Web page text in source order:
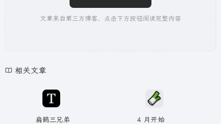
文章来自第三方博客，点击下方按钮阅读完整内容
相关文章
扁鹊三兄弟 4 月开始